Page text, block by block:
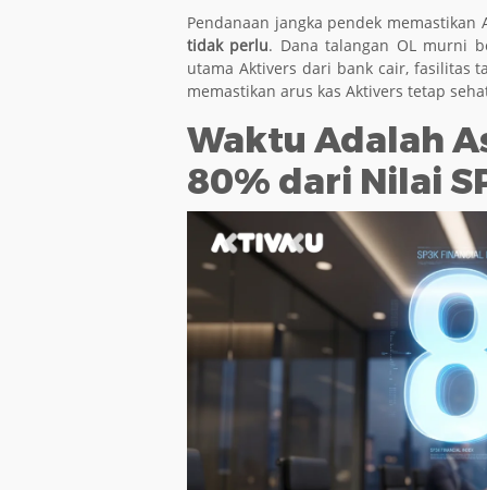
Pendanaan jangka pendek memastikan
tidak perlu. Dana talangan OL murni
utama Aktivers dari bank cair, fasilitas
memastikan arus kas Aktivers tetap
Waktu Adalah
80% dari Nilai